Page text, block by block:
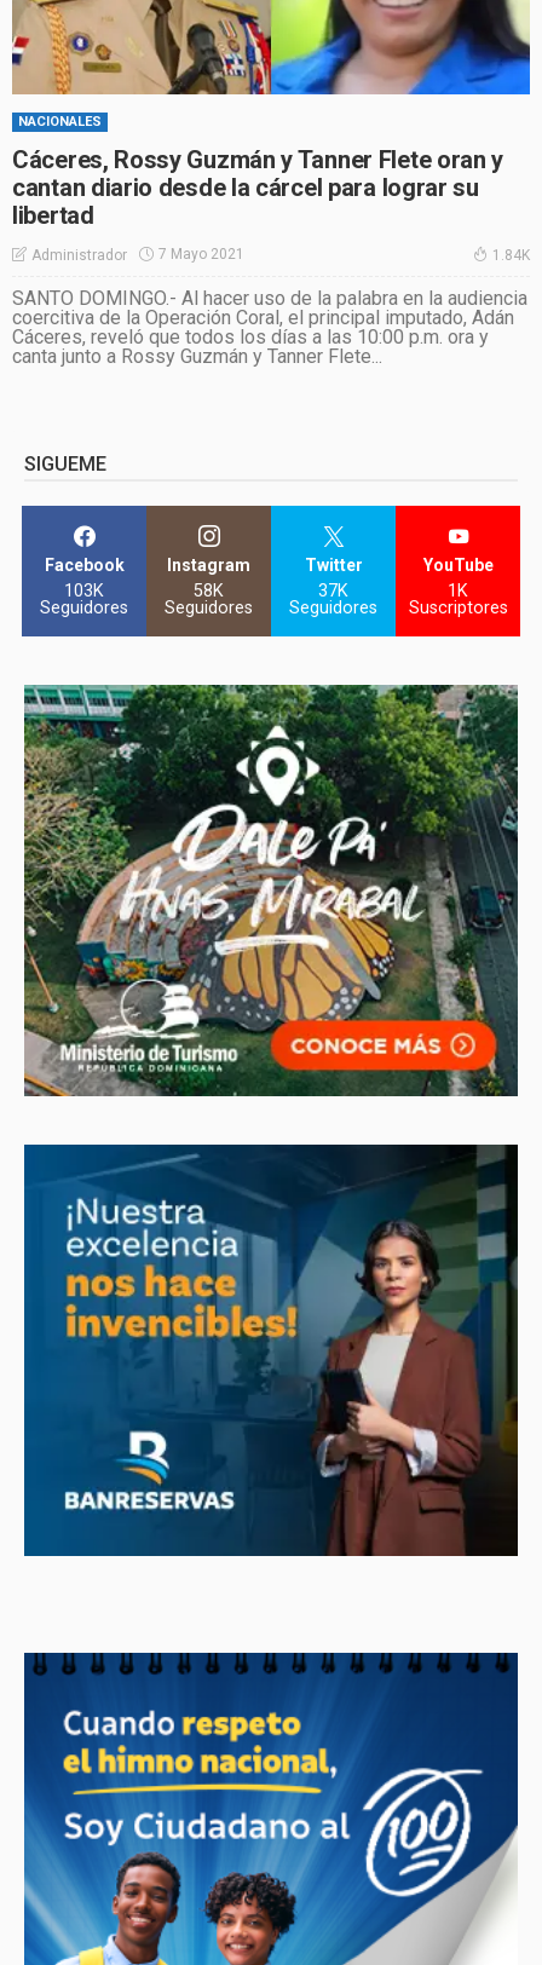
NACIONALES
Cáceres, Rossy Guzmán y Tanner Flete oran y
cantan diario desde la cárcel para lograr su
libertad
Administrador 7 Mayo 2021 1.84K
SANTO DOMINGO.- Al hacer uso de la palabra en la audiencia
coercitiva de la Operación Coral, el principal imputado, Adán
Cáceres, reveló que todos los días a las 10:00 p.m. ora y
canta junto a Rossy Guzmán y Tanner Flete...
SIGUEME
Facebook
103K
Seguidores
Instagram
58K
Seguidores
Twitter
37K
Seguidores
YouTube
1K
Suscriptores